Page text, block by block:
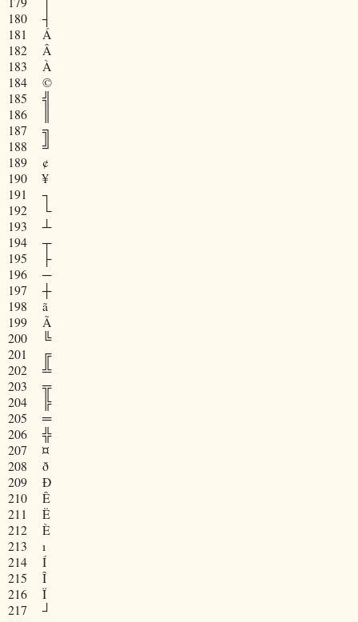
180
┤
181
Á
182
Â
183
À
184
©
185
╣
186
187
╗
188
╝
189
¢
190
¥
191
┐
192
└
193
┴
194
┬
195
├
196
─
197
┼
198
ã
199
Ã
200
╚
201
╔
202
╩
203
╦
204
╠
205
═
206
╬
207
¤
208
ð
209
Ð
210
Ê
211
Ë
212
È
213
ı
214
Í
215
Î
216
Ï
217
┘